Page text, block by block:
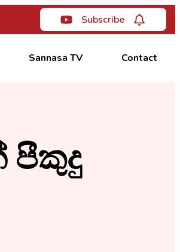
Subscribe
Sannasa TV Contact
පීකුදු